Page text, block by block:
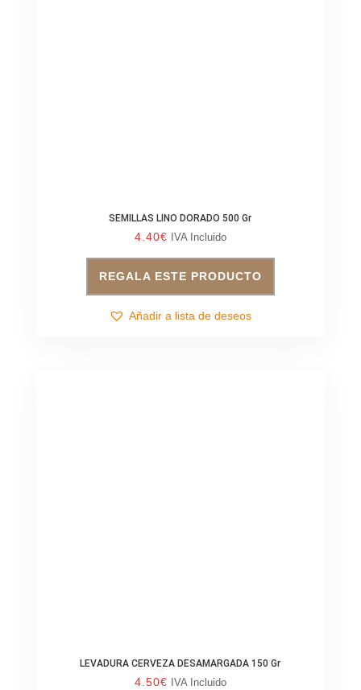
SEMILLAS LINO DORADO 500 Gr
4.40€ IVA Incluido
REGALA ESTE PRODUCTO
Añadir a lista de deseos
LEVADURA CERVEZA DESAMARGADA 150 Gr
4.50€ IVA Incluido